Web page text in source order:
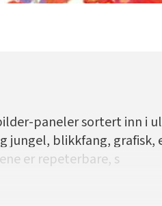
paneler sortert inn i
jungel, blikkfang, grafisk,
er repeterbare, s